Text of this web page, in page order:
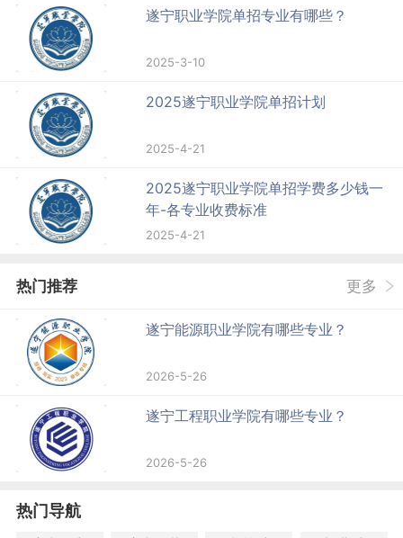
遂宁职业学院单招专业有哪些？
2025-3-10
2025遂宁职业学院单招计划
2025-4-21
2025遂宁职业学院单招学费多少钱一
年-各专业收费标准
2025-4-21
热门推荐 更多
遂宁能源职业学院有哪些专业？
2026-5-26
遂宁工程职业学院有哪些专业？
2026-5-26
热门导航